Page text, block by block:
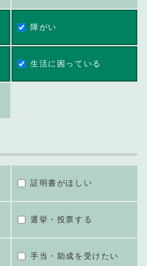
障がい
生活に困っている
証明書がほしい
選挙・投票する
手当・助成を受けたい